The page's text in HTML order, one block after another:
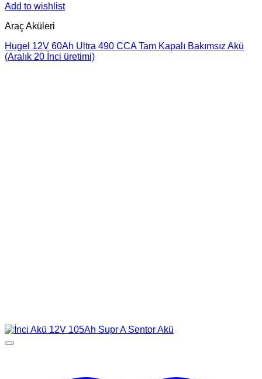
Add to wishlist
Araç Aküleri
Hugel 12V 60Ah Ultra 490 CCA Tam Kapalı Bakımsız Akü
(Aralık 20 İnci üretimi)